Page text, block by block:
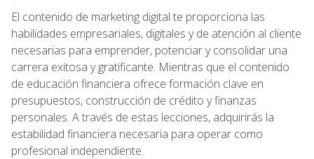
El contenido de marketing digital te proporciona las
habilidades empresariales, digitales y de atención al cliente
necesarias para emprender, potenciar y consolidar una
carrera exitosa y gratificante. Mientras que el contenido
de educación financiera ofrece formación clave en
presupuestos, construcción de crédito y finanzas
personales. A través de estas lecciones, adquirirás la
estabilidad financiera necesaria para operar como
profesional independiente.